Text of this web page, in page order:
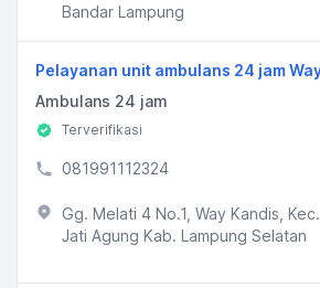
Bandar Lampung
Ambulans 24 jam
Terverifikasi
081991112324
Gg. Melati 4 No.1, Way Kandis, Kec.
Jati Agung Kab. Lampung Selatan